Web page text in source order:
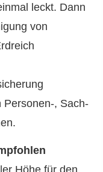
leckt. Dann
von
Per­sonen-, Sach-